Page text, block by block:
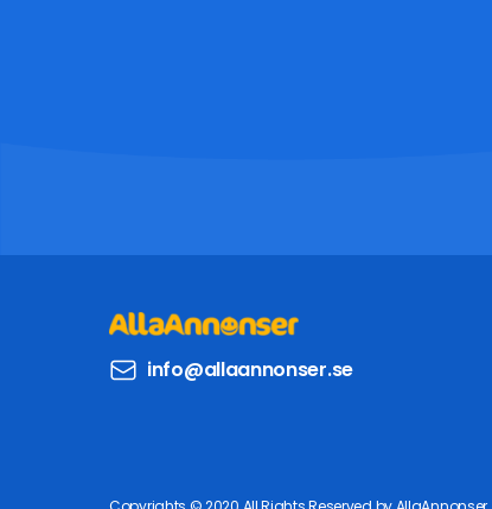
info@allaannonser.se